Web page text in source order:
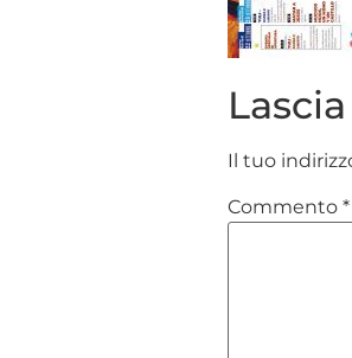
Il tuo
Commento *